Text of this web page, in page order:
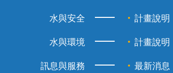
水與安全 計畫說明
水與環境 計畫說明
訊息與服務 最新消息